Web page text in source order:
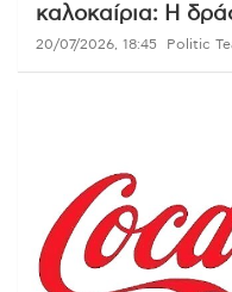
καλοκαίρια: Η
20/07/2026, 18:45 Politic